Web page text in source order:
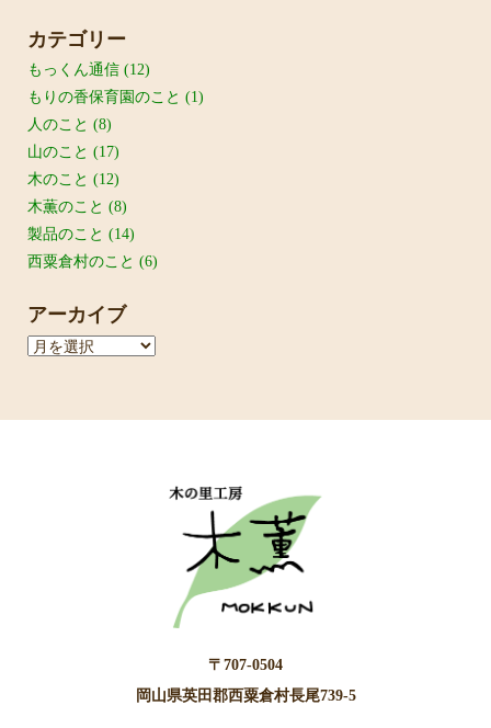
カテゴリー
もっくん通信 (12)
もりの香保育園のこと (1)
人のこと (8)
山のこと (17)
木のこと (12)
木薫のこと (8)
製品のこと (14)
西粟倉村のこと (6)
アーカイブ
ア
ブ
〒707-0504
岡山県英田郡西粟倉村長尾739-5